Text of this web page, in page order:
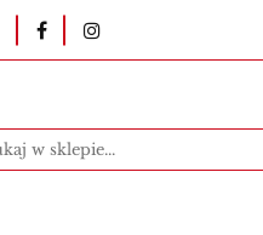
Pieczątki
Kawa Materiały